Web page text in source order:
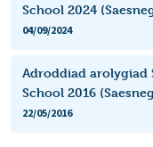
School 2024
04/09/2024
Adroddiad arolygiad
School 2016
22/05/2016